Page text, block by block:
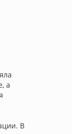
а
В